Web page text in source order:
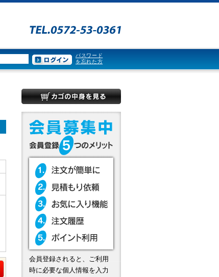
パスワード
を忘れた方
会員登録されると、ご利用
時に必要な個人情報を入力